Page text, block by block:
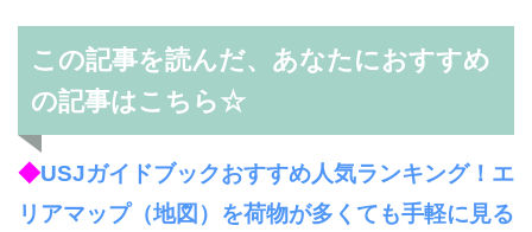
この記事を読んだ、あなたにおすすめ
の記事はこちら☆
◆USJガイドブックおすすめ人気ランキング！エ
リアマップ（地図）を荷物が多くても手軽に見る